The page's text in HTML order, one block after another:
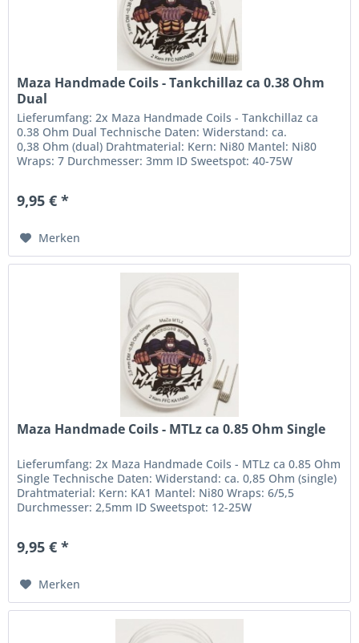
Maza Handmade Coils - Tankchillaz ca 0.38 Ohm
Dual
Lieferumfang: 2x Maza Handmade Coils - Tankchillaz ca
0.38 Ohm Dual Technische Daten: Widerstand: ca.
0,38 Ohm (dual) Drahtmaterial: Kern: Ni80 Mantel: Ni80
Wraps: 7 Durchmesser: 3mm ID Sweetspot: 40-75W
9,95 € *
Merken
Maza Handmade Coils - MTLz ca 0.85 Ohm Single
Lieferumfang: 2x Maza Handmade Coils - MTLz ca 0.85 Ohm
Single Technische Daten: Widerstand: ca. 0,85 Ohm (single)
Drahtmaterial: Kern: KA1 Mantel: Ni80 Wraps: 6/5,5
Durchmesser: 2,5mm ID Sweetspot: 12-25W
9,95 € *
Merken